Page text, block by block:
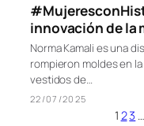
innovación de la
Norma Kamali es una
rompieron moldes en
vestidos de…
22/07/2025
1 23 …